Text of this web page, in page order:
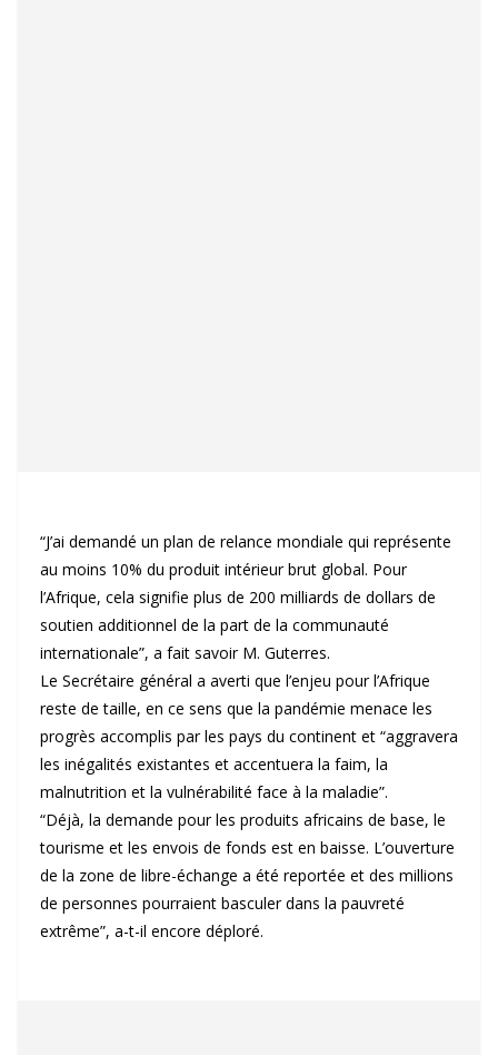
“J’ai demandé un plan de relance mondiale qui représente
au moins 10% du produit intérieur brut global. Pour
l’Afrique, cela signifie plus de 200 milliards de dollars de
soutien additionnel de la part de la communauté
internationale”, a fait savoir M. Guterres.
Le Secrétaire général a averti que l’enjeu pour l’Afrique
reste de taille, en ce sens que la pandémie menace les
progrès accomplis par les pays du continent et “aggravera
les inégalités existantes et accentuera la faim, la
malnutrition et la vulnérabilité face à la maladie”.
“Déjà, la demande pour les produits africains de base, le
tourisme et les envois de fonds est en baisse. L’ouverture
de la zone de libre-échange a été reportée et des millions
de personnes pourraient basculer dans la pauvreté
extrême”, a-t-il encore déploré.